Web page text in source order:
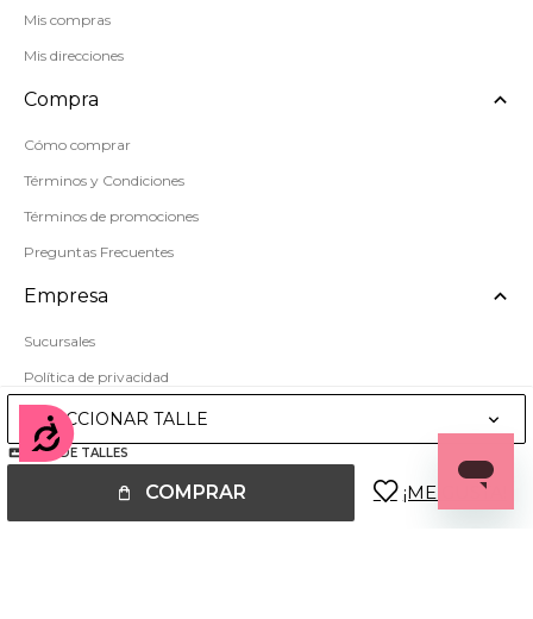
Accesibilidad
SELECCIONAR TALLE
GUÍA DE TALLES
COMPRAR
Mis compras
Mis direcciones
Compra
Cómo comprar
Términos y Condiciones
Términos de promociones
Preguntas Frecuentes
Empresa
Sucursales
Política de privacidad
Mapa del sitio